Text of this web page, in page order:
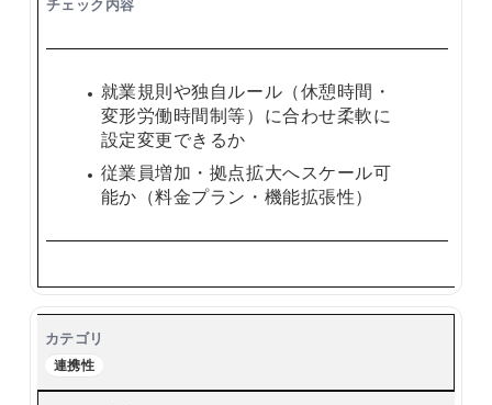
就業規則や独自ルール（休憩時間・
変形労働時間制等）に合わせ柔軟に
設定変更できるか
従業員増加・拠点拡大へスケール可
能か（料金プラン・機能拡張性）
連携性